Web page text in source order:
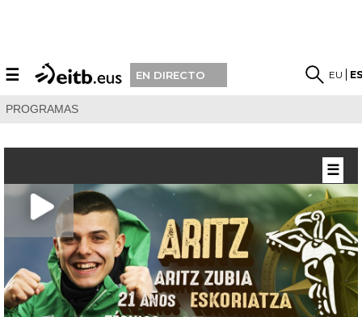
☰ EN DIRECTO EU
PROGRAMAS
☰